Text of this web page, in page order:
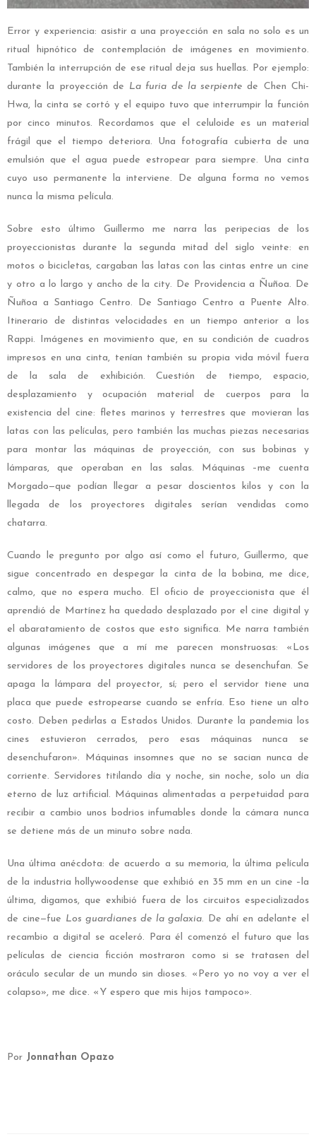
Error y experiencia: asistir a una proyección en sala no solo es un
ritual hipnótico de contemplación de imágenes en movimiento.
También la interrupción de ese ritual deja sus huellas. Por ejemplo:
durante la proyección de La furia de la serpientede Chen Chi-
Hwa, la cinta se cortó y el equipo tuvo que interrumpir la función
por cinco minutos. Recordamos que el celuloide es un material
frágil que el tiempo deteriora. Una fotografía cubierta de una
emulsión que el agua puede estropear para siempre. Una cinta
cuyo uso permanente la interviene. De alguna forma no vemos
nunca la misma película.
Sobre esto último Guillermo me narra las peripecias de los
proyeccionistas durante la segunda mitad del siglo veinte: en
motos o bicicletas, cargaban las latas con las cintas entre un cine
y otro a lo largo y ancho de la city. De Providencia a Ñuñoa. De
Ñuñoa a Santiago Centro. De Santiago Centro a Puente Alto.
Itinerario de distintas velocidades en un tiempo anterior a los
Rappi. Imágenes en movimiento que, en su condición de cuadros
impresos en una cinta, tenían también su propia vida móvil fuera
de la sala de exhibición. Cuestión de tiempo, espacio,
desplazamiento y ocupación material de cuerpos para la
existencia del cine: fletes marinos y terrestres que movieran las
latas con las películas, pero también las muchas piezas necesarias
para montar las máquinas de proyección, con sus bobinas y
lámparas, que operaban en las salas. Máquinas –me cuenta
Morgado—que podían llegar a pesar doscientos kilos y con la
llegada de los proyectores digitales serían vendidas como
chatarra.
Cuando le pregunto por algo así como el futuro, Guillermo, que
sigue concentrado en despegar la cinta de la bobina, me dice,
calmo, que no espera mucho. El oficio de proyeccionista que él
aprendió de Martínez ha quedado desplazado por el cine digital y
el abaratamiento de costos que esto significa. Me narra también
algunas imágenes que a mí me parecen monstruosas: «Los
servidores de los proyectores digitales nunca se desenchufan. Se
apaga la lámpara del proyector, sí; pero el servidor tiene una
placa que puede estropearse cuando se enfría. Eso tiene un alto
costo. Deben pedirlas a Estados Unidos. Durante la pandemia los
cines estuvieron cerrados, pero esas máquinas nunca se
desenchufaron». Máquinas insomnes que no se sacian nunca de
corriente. Servidores titilando día y noche, sin noche, solo un día
eterno de luz artificial. Máquinas alimentadas a perpetuidad para
recibir a cambio unos bodrios infumables donde la cámara nunca
se detiene más de un minuto sobre nada.
Una última anécdota: de acuerdo a su memoria, la última película
de la industria hollywoodense que exhibió en 35 mm en un cine –la
última, digamos, que exhibió fuera de los circuitos especializados
de cine—fue Los guardianes de la galaxia. De ahí en adelante el
recambio a digital se aceleró. Para él comenzó el futuro que las
películas de ciencia ficción mostraron como si se tratasen del
oráculo secular de un mundo sin dioses. «Pero yo no voy a ver el
colapso», me dice. «Y espero que mis hijos tampoco».
Por Jonnathan Opazo